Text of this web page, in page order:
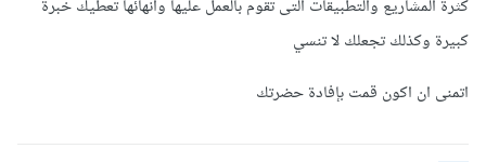
كثرة المشاريع والتطبيقات التى تقوم بالعمل عليها وانهائها تعطيك خبرة
كبيرة وكذلك تجعلك لا تنسي
اتمنى ان اكون قمت بإفادة حضرتك